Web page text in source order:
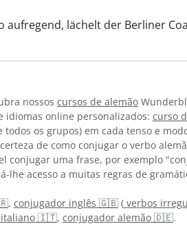
aufregend, lächelt der Berliner
nossos cursos de alemão
idiomas online personalizados: curso
todos os grupos) em cada tenso e
de como conjugar o verbo
conjugar uma frase, por exemplo
lhe acesso a muitas regras de
, conjugador inglês 🇬🇧(verbos
italiano 🇮🇹, conjugador alemão 🇩🇪.